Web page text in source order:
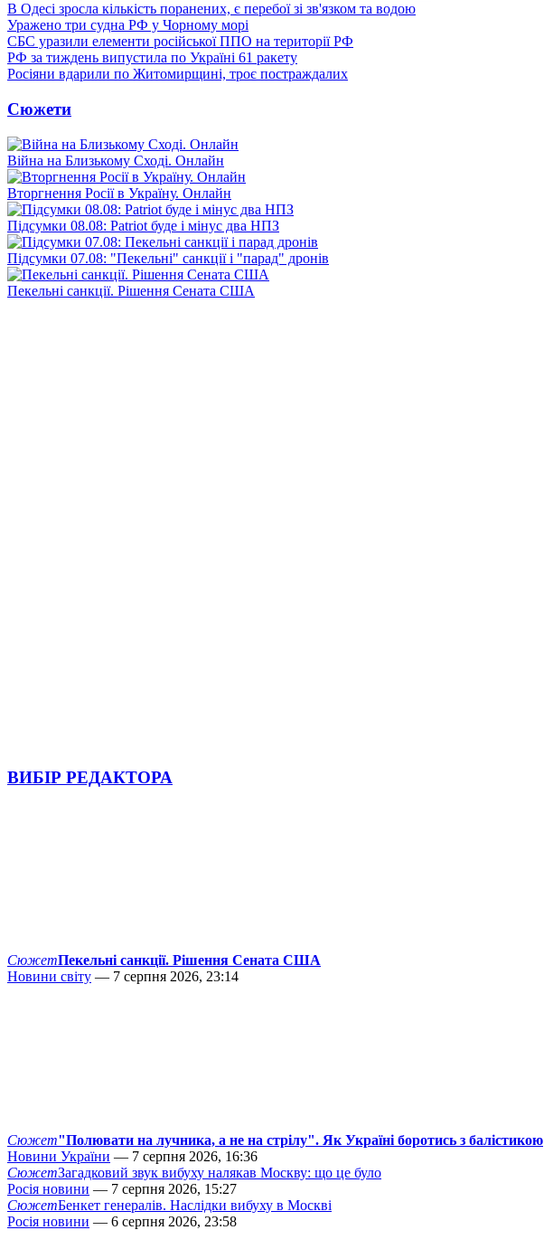
В Одесі зросла кількість поранених, є перебої зі зв'язком та водою
Уражено три судна РФ у Чорному морі
СБС уразили елементи російської ППО на території РФ
РФ за тиждень випустила по Україні 61 ракету
Росіяни вдарили по Житомирщині, троє постраждалих
Сюжети
Війна на Близькому Сході. Онлайн
Вторгнення Росії в Україну. Онлайн
Підсумки 08.08: Patriot буде і мінус два НПЗ
Підсумки 07.08: "Пекельні" санкції і "парад" дронів
Пекельні санкції. Рішення Сената США
ВИБІР РЕДАКТОРА
СюжетПекельні санкції. Рішення Сената США
Новини світу — 7 серпня 2026, 23:14
Сюжет"Полювати на лучника, а не на стрілу". Як Україні боротись з балістикою
Новини України — 7 серпня 2026, 16:36
СюжетЗагадковий звук вибуху налякав Москву: що це було
Росія новини — 7 серпня 2026, 15:27
СюжетБенкет генералів. Наслідки вибуху в Москві
Росія новини — 6 серпня 2026, 23:58